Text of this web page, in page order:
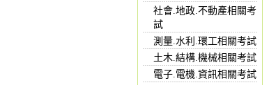
社會.地政.不動產相關考
試
測量.水利.環工相關考試
土木.結構.機械相關考試
電子.電機.資訊相關考試